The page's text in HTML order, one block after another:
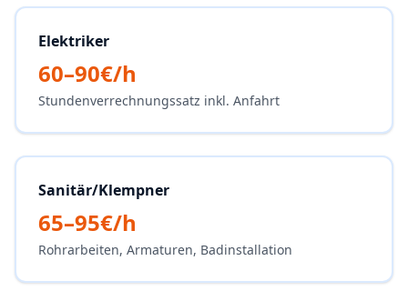
Elektriker
60–90€/h
Stundenverrechnungssatz inkl. Anfahrt
Sanitär/Klempner
65–95€/h
Rohrarbeiten, Armaturen, Badinstallation